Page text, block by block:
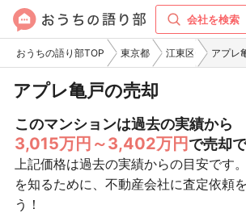
会社を検索
おうちの語り部TOP 東京都 江東区 アプレ
アプレ亀戸の売却
このマンションは過去の実績から
3,015万円～3,402万円で売却
上記価格は過去の実績からの目安です
を知るために、不動産会社に査定依頼
う！